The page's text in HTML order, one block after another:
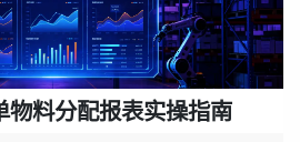
料分配报表实操指南